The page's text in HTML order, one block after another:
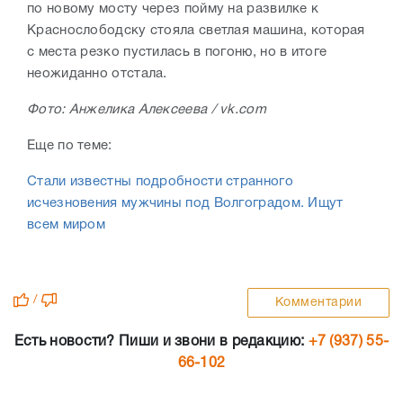
по новому мосту через пойму на развилке к
Краснослободску стояла светлая машина, которая
с места резко пустилась в погоню, но в итоге
неожиданно отстала.
Фото: Анжелика Алексеева / vk.com
Еще по теме:
Стали известны подробности странного
исчезновения мужчины под Волгоградом. Ищут
всем миром
/ Комментарии
Есть новости? Пиши и звони в редакцию: +7 (937) 55-
66-102